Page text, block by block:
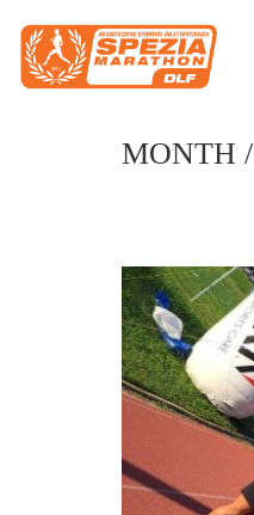
MONTH /